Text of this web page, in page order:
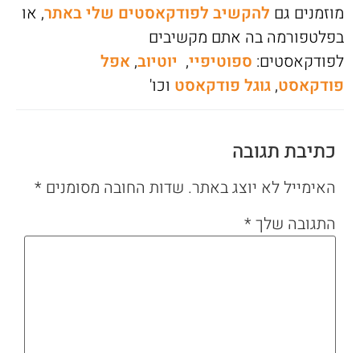
מוזמנים גם להקשיב לפודקאסטים שלי באתר, או
בפלטפורמה בה אתם מקשיבים
לפודקאסטים: ספוטיפיי, יוטיוב, אפל
פודקאסט, גוגל פודקאסט וכו'
כתיבת תגובה
האימייל לא יוצג באתר. שדות החובה מסומנים *
התגובה שלך *